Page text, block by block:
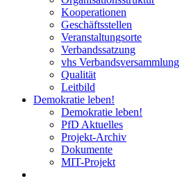
Kooperationen
Geschäftsstellen
Veranstaltungsorte
Verbandssatzung
vhs Verbandsversammlung
Qualität
Leitbild
Demokratie leben!
Demokratie leben!
PfD Aktuelles
Projekt-Archiv
Dokumente
MIT-Projekt